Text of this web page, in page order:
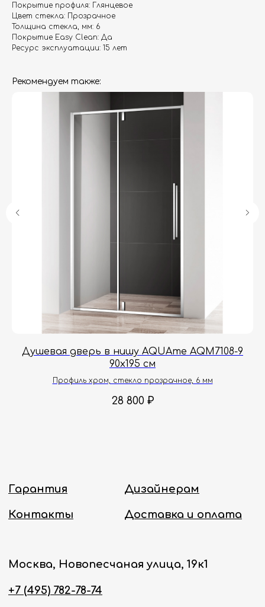
Покрытие профиля: Глянцевое
Цвет стекла: Прозрачное
Толщина стекла, мм: 6
Покрытие Easy Clean: Да
Ресурс эксплуатации: 15 лет
Рекомендуем также:
Душевая дверь в нишу AQUAme AQM7108-9
90х195 см
Профиль хром, стекло прозрачное, 6 мм
28 800 ₽
+7 (495) 782-78-74
Принимаем звонки и обрабатываем
заказы с понедельника по пятницу
с 8:00 до 18:00 по Москве.